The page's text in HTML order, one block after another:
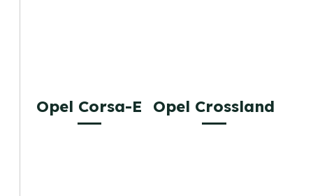
Opel Corsa-E Opel Crossland